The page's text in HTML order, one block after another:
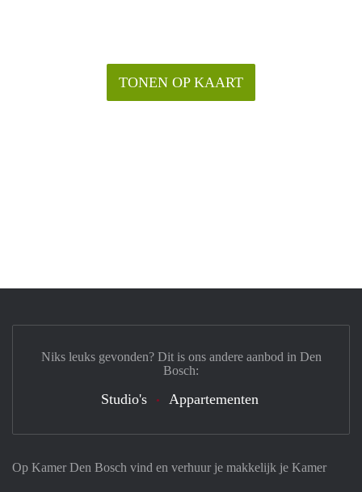
TONEN OP KAART
Op Kamer Den Bosch vind en verhuur je makkelijk je Kamer
Niks leuks gevonden? Dit is ons andere aanbod in Den
Bosch:
Studio's Appartementen